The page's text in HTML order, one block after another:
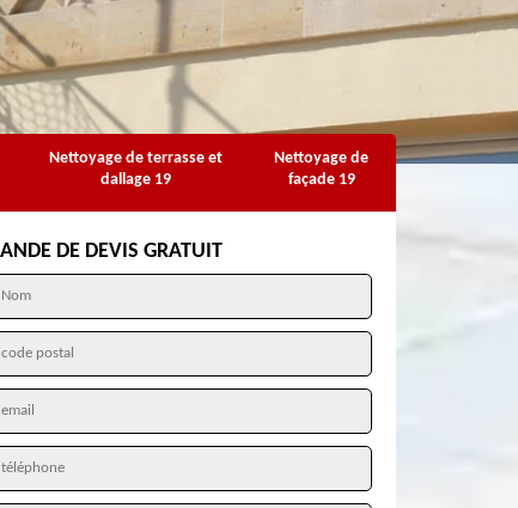
Nettoyage de terrasse et
dallage 19
Nettoyage de
façade 19
DE DEVIS GRATUIT